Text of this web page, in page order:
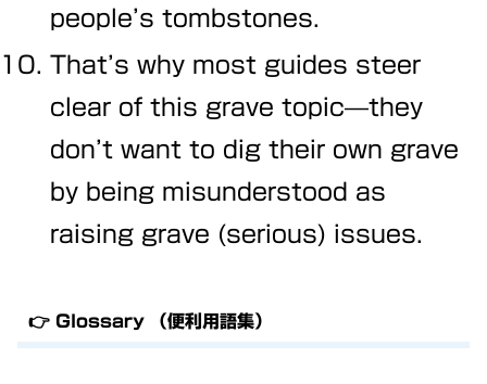
people’s tombstones.
That’s why most guides steer
clear of this grave topic—they
don’t want to dig their own grave
by being misunderstood as
raising grave (serious) issues.
👉 Glossary （便利用語集）